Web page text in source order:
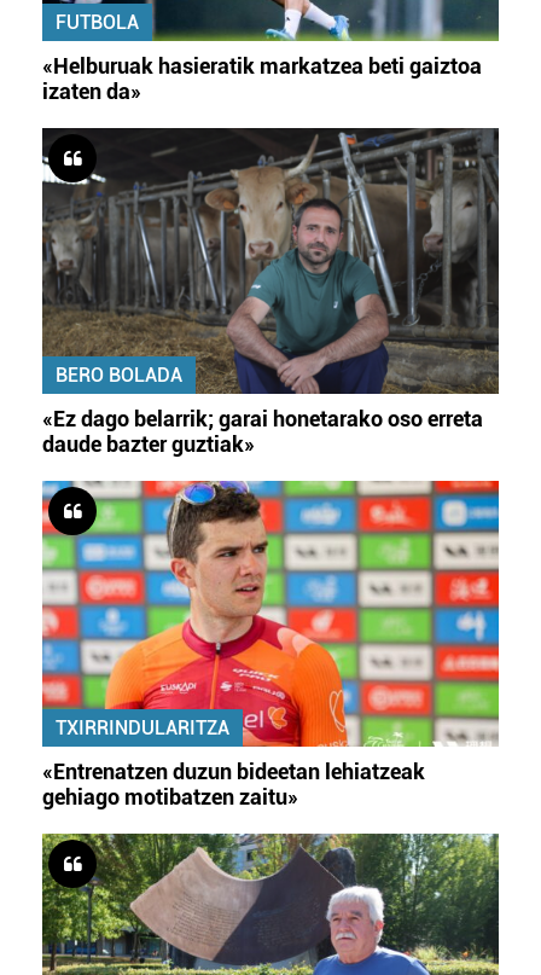
FUTBOLA
«Helburuak hasieratik markatzea beti gaiztoa
izaten da»
BERO BOLADA
«Ez dago belarrik; garai honetarako oso erreta
daude bazter guztiak»
TXIRRINDULARITZA
«Entrenatzen duzun bideetan lehiatzeak
gehiago motibatzen zaitu»